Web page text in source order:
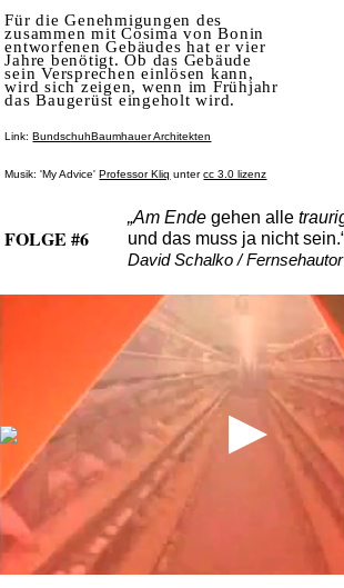
Für die Genehmigungen des
zusammen mit Cosima von Bonin
entworfenen Gebäudes hat er vier
Jahre benötigt. Ob das Gebäude
sein Versprechen einlösen kann,
wird sich zeigen, wenn im Frühjahr
das Baugerüst eingeholt wird.
Link:BundschuhBaumhauer Architekten
Musik: 'My Advice'Professor Kliq untercc 3.0 lizenz
FOLGE #6
„Am Ende gehen alle
und das muss ja nicht
David Schalko / Fernsehautor